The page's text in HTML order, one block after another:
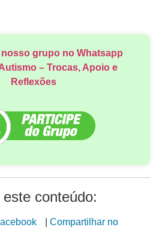
nosso grupo no Whatsapp
– Trocas, Apoio e
Reflexões
conteúdo:
Compartilhar no